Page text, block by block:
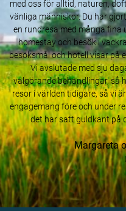
med oss för alltid, naturen,
vänliga människor. Du har
en rundresa med många fina
homestay och besök i
besöksmål och hotell visar på
Vi avslutade med sju
välgörande behandlingar, så
resor i världen tidigare, så vi
engagemang före och under
det har satt guldkant på
Margareta